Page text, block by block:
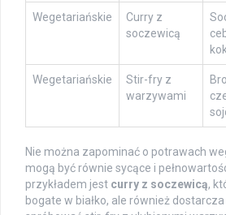
Wegetariańskie
Curry z
soczewicą
Wegetariańskie
Stir-fry z
warzywami
Nie można zapominać o potrawach
mogą być równie sycące i
przykładem jest curry z soczewicą,
bogate w białko, ale również